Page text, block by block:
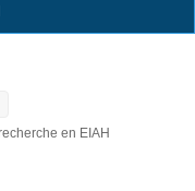
en EIAH